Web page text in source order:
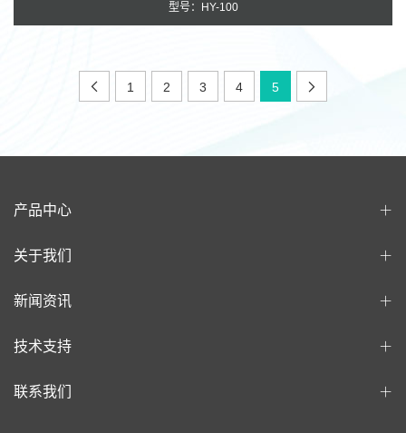
型号：HY-100
1 2 3 4 5
产品中心
关于我们
新闻资讯
技术支持
联系我们